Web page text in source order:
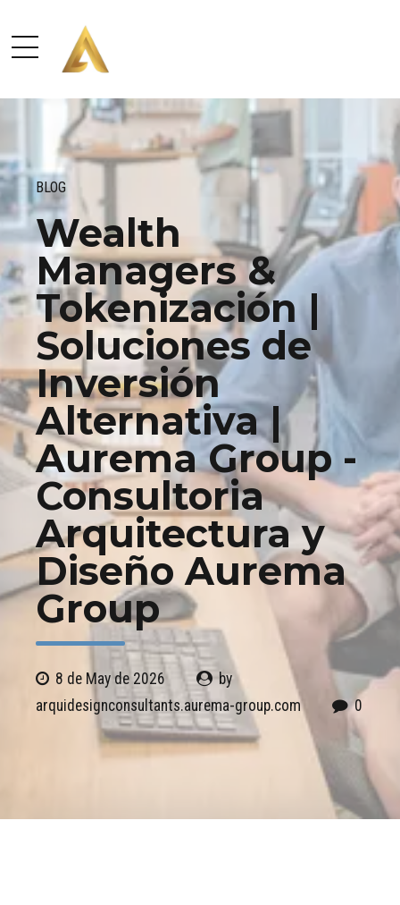
BLOG
Wealth
Managers &
Tokenización |
Soluciones de
Inversión
Alternativa |
Aurema Group -
Consultoria
Arquitectura y
Diseño Aurema
Group
8 de May de 2026
by
arquidesignconsultants.aurema-group.com
0